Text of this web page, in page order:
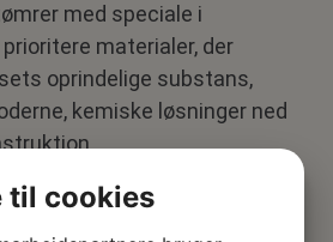
med speciale i
materialer, der
oprindelige substans,
kemiske løsninger ned
Mere end blot
til cookies